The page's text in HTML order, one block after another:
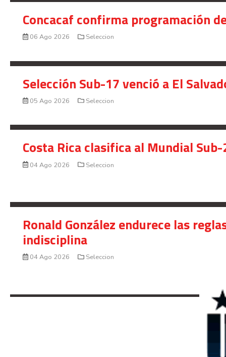
Concacaf confirma programación
06 Ago 2026 Seleccion
Selección Sub-17 venció a El
05 Ago 2026 Seleccion
Costa Rica clasifica al Mundial
04 Ago 2026 Seleccion
Ronald González endurece las
indisciplina
04 Ago 2026 Seleccion